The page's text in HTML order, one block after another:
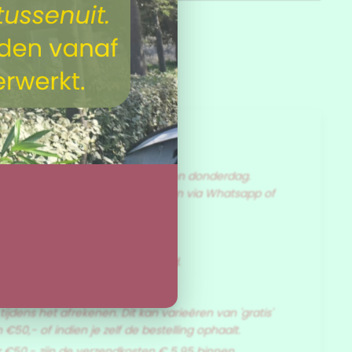
op dinsdag, woensdag en donderdag.
altijd contact met mij opnemen via Whatsapp of
over ons retourbeleid.
het afrekenen. Dit kan varieëren van 'gratis'
€50,- of indien je zelf de bestelling ophaalt.